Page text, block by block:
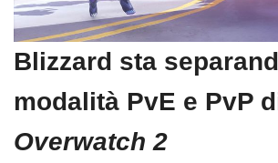
Blizzard sta
modalità PvE e PvP
Overwatch 2